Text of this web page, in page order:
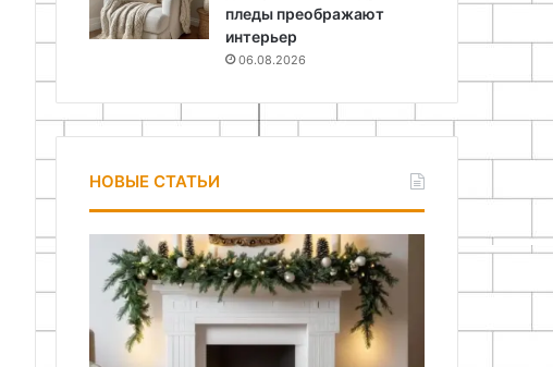
пледы преображают
интерьер
06.08.2026
НОВЫЕ СТАТЬИ